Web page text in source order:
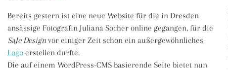
Bereits gestern ist eine neue Website für die in Dresden
ansässige Fotografin Juliana Socher online gegangen, für die
SaJe Design vor einiger Zeit schon ein außergewöhnliches
Logo erstellen durfte.
Die auf einem WordPress-CMS basierende Seite bietet nun